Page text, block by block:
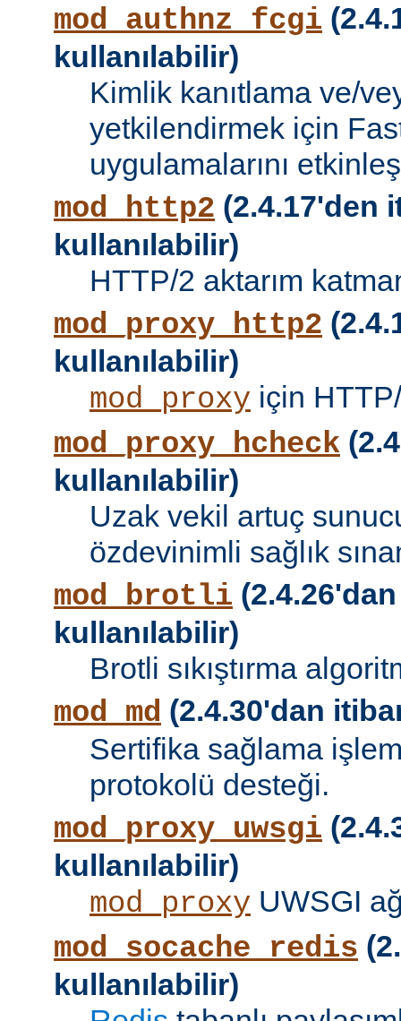
mod_authnz_fcgi
kullanılabilir)
Kimlik kanıtlama ve/
yetkilendirmek için
uygulamalarını
mod_http2 (2.4.17'den
kullanılabilir)
HTTP/2 aktarım
mod_proxy_http2
kullanılabilir)
mod_proxy için
mod_proxy_hcheck
kullanılabilir)
Uzak vekil artuç
özdevinimli sağlık
mod_brotli
kullanılabilir)
Brotli sıkıştırma
mod_md (2.4.30'dan
Sertifika sağlama
protokolü desteği.
mod_proxy_uwsgi
kullanılabilir)
mod_proxy UWSGI
mod_socache_redis
kullanılabilir)